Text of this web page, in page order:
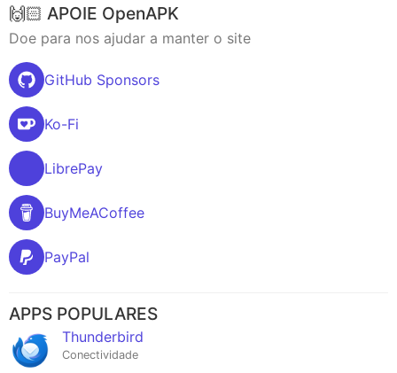
🙌🏻 APOIE OpenAPK
Doe para nos ajudar a manter o site
GitHub Sponsors
Ko-Fi
LibrePay
BuyMeACoffee
PayPal
APPS POPULARES
Thunderbird
Conectividade